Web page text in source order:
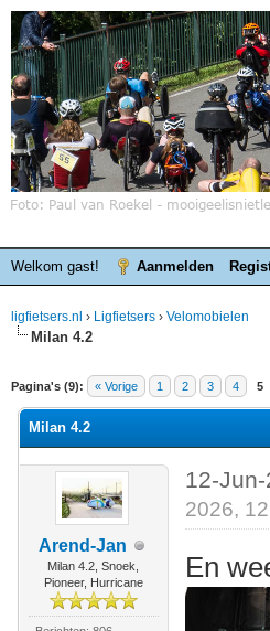
Welkom gast! Aanmelden
ligfietsers.nl › Ligfietsers › Velomobielen
Milan 4.2
Pagina's (9): « Vorige 1 2 3 4 5
waardering is 0
Milan 4.2
Arend-Jan
Milan 4.2, Snoek,
Pioneer, Hurricane
12-
2026,
En